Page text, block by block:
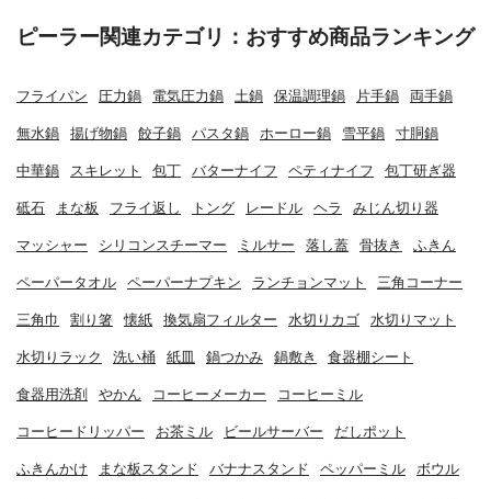
ピーラー関連カテゴリ：おすすめ商品ランキング
フライパン 圧力鍋 電気圧力鍋 土鍋 保温調理鍋 片手鍋 両手鍋
無水鍋 揚げ物鍋 餃子鍋 パスタ鍋 ホーロー鍋 雪平鍋 寸胴鍋
中華鍋 スキレット 包丁 バターナイフ ペティナイフ 包丁研ぎ器
砥石 まな板 フライ返し トング レードル ヘラ みじん切り器
マッシャー シリコンスチーマー ミルサー 落し蓋 骨抜き ふきん
ペーパータオル ペーパーナプキン ランチョンマット 三角コーナー
三角巾 割り箸 懐紙 換気扇フィルター 水切りカゴ 水切りマット
水切りラック 洗い桶 紙皿 鍋つかみ 鍋敷き 食器棚シート
食器用洗剤 やかん コーヒーメーカー コーヒーミル
コーヒードリッパー お茶ミル ビールサーバー だしポット
ふきんかけ まな板スタンド バナナスタンド ペッパーミル ボウル